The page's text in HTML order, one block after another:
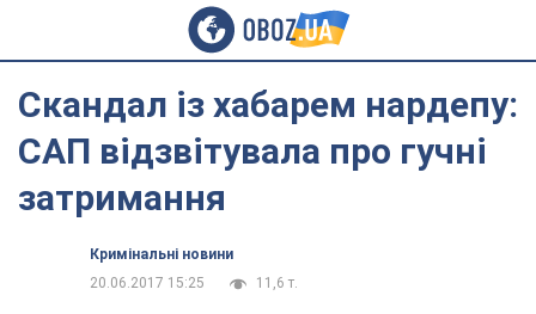
Скандал із хабарем нардепу:
САП відзвітувала про гучні
затримання
Кримінальні новини
20.06.2017 15:25
11,6 т.